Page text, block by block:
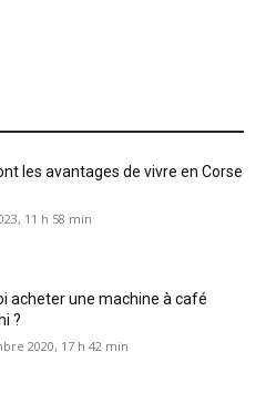
les avantages de vivre en Corse
11 h 58 min
acheter une machine à café
?
2020, 17 h 42 min